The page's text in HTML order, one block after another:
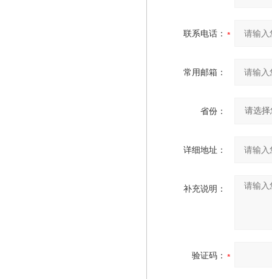
联系电话：
常用邮箱：
省份：
详细地址：
补充说明：
验证码：